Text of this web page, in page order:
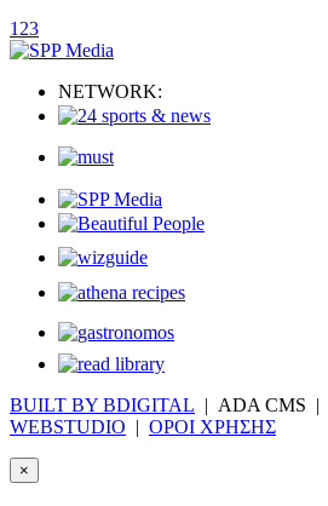
1 23
NETWORK:
BUILT BY BDIGITAL | ADA CMS |
WEBSTUDIO | ΟΡΟΙ ΧΡΗΣΗΣ
×